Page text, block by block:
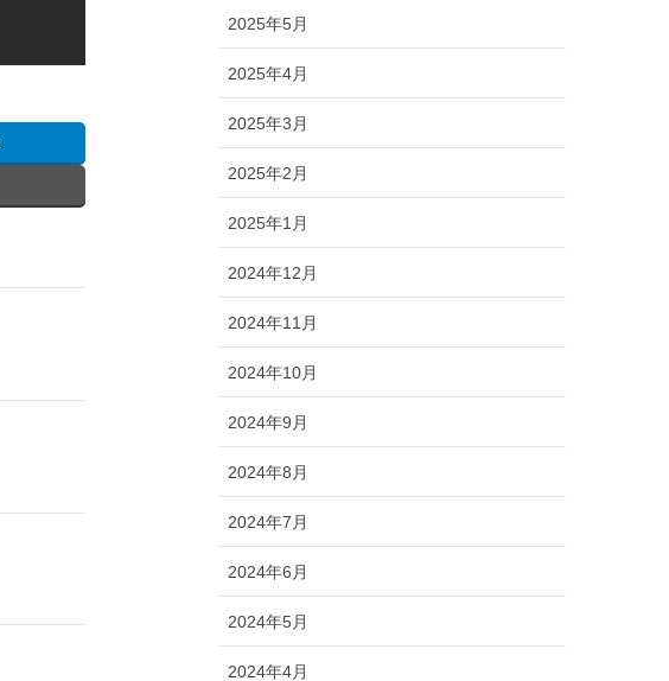
2025年5月
2025年4月
2025年3月
2025年2月
2025年1月
2024年12月
2024年11月
2024年10月
2024年9月
2024年8月
2024年7月
2024年6月
2024年5月
2024年4月